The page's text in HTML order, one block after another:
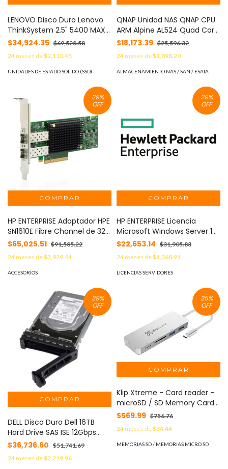
LENOVO Disco Duro Lenovo
ThinkSystem 2.5" 5400 MAX
3.84TB Uso Mixto SATA 6GB
HS SSD MOD: 4XB7A82292
$34,924.35 $69,528.58
24meses de$2,110.45
UNIDADES DE ESTADO SÓLIDO (SSD)
QNAP Unidad NAS QNAP CPU
ARM Alpine AL524 Quad Core
2.0GHz 4GB RAM RJ45 10GbE
6 Bahias 3.5" Linux Sin Discos
MOD: TS-632X-4G
$18,173.39 $25,596.32
24meses de$1,098.20
ALMACENAMIENTO NAS / SAN / ESATA
29%
OFF
HP ENTERPRISE Adaptador HPE
SN1610E Fibre Channel de 32
Gb con 2 Puertos Host Bus
Adapter (HBA) MOD: R2J63A
$65,025.51 $91,585.22
24meses de$3,929.44
ACCESORIOS
29%
OFF
HP ENTERPRISE Licencia
Microsoft Windows Server 19
(16 Core) Standard Add Lic
AMS SW MOD: P11064-DN1
$22,653.14 $31,905.83
24meses de$1,368.91
LICENCIAS SERVIDORES
29%
OFF
DELL Disco Duro Dell 16TB
Hard Drive SAS ISE 12Gbps
7.2K 512e 3.5" Hot-Plug
Compatible con Storage
DELL ME5012 MOD: 87970473
$36,736.60 $51,741.69
24meses de$2,219.96
25%
OFF
Klip Xtreme - Card reader -
microSD / SD Memory Card
MOD: KCR-500
$569.99 $756.76
24meses de$34.44
MEMORIAS SD / MEMORIAS MICRO SD